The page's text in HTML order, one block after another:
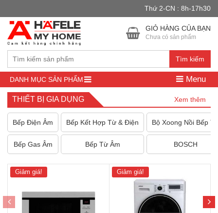
Thứ 2-CN : 8h-17h30
Tìm kiếm
GIỎ HÀNG CỦA BẠN
Chưa có sản phẩm
DANH MỤC SẢN PHẨM Menu
THIẾT BỊ GIA DỤNG Xem thêm
Bếp Điện Âm
Bếp Gas Âm
Bếp Kết Hợp Từ & Điện
Bếp Từ Âm
Bộ Xoong Nồi Bếp
BOSCH
Giảm giá! Giảm giá!
Đây là cửa hàng demo nhằm mục đích thử nghiệm — các đơn hàng
sẽ không có hiệu lực.